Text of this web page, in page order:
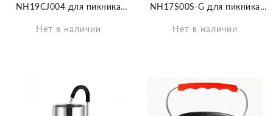
NH19CJ004 для пикника
Нет в наличии
NH17S00S-G для пикника
Нет в наличии